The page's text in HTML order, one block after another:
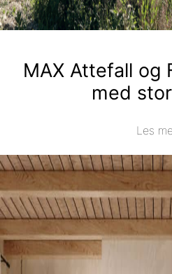
MAX Attefall og
med
Les